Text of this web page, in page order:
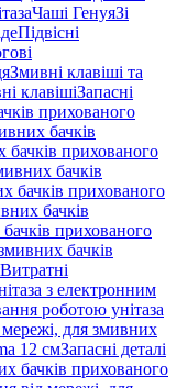
Чаші ГенуяЗі
Підвісні
Змивні клавіші та
клавішіЗапасні
прихованого
бачків
бачків прихованого
бачків
бачків прихованого
бачків
прихованого
бачків
Витратні
з електронним
роботою унітаза
для змивних
12 смЗапасні деталі
бачків прихованого